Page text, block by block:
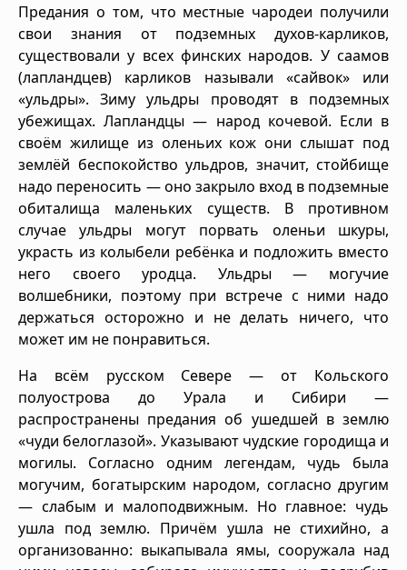
Предания о том, что местные чародеи получили
свои знания от подземных духов-карликов,
существовали у всех финских народов. У саамов
(лапландцев) карликов называли «сайвок» или
«ульдры». Зиму ульдры проводят в подземных
убежищах. Лапландцы — народ кочевой. Если в
своём жилище из оленьих кож они слышат под
землёй беспокойство ульдров, значит, стойбище
надо переносить — оно закрыло вход в подземные
обиталища маленьких существ. В противном
случае ульдры могут порвать оленьи шкуры,
украсть из колыбели ребёнка и подложить вместо
него своего уродца. Ульдры — могучие
волшебники, поэтому при встрече с ними надо
держаться осторожно и не делать ничего, что
может им не понравиться.
На всём русском Севере — от Кольского
полуострова до Урала и Сибири —
распространены предания об ушедшей в землю
«чуди белоглазой». Указывают чудские городища и
могилы. Согласно одним легендам, чудь была
могучим, богатырским народом, согласно другим
— слабым и малоподвижным. Но главное: чудь
ушла под землю. Причём ушла не стихийно, а
организованно: выкапывала ямы, сооружала над